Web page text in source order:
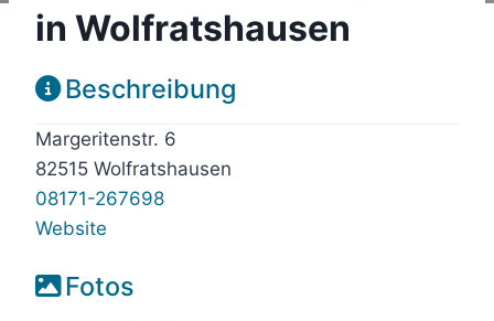
in Wolfratshausen
Beschreibung
Margeritenstr. 6
82515 Wolfratshausen
08171-267698
Website
Fotos